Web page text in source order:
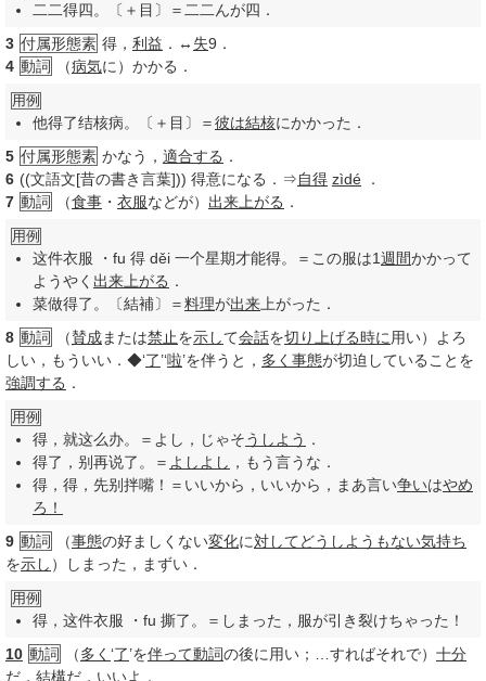
二二得四。〔＋目〕＝二二んが四．
3 付属形態素 得， 利益 ．↔ 失9．
4 動詞 （病気に）かかる．
用例
他得了结核病。〔＋目〕＝彼は結核にかかった．
5 付属形態素 かなう， 適合する ．
6 ((文語文[昔の書き言葉])) 得意になる．⇒自得 zìdé ．
7 動詞 （食事 ・ 衣服などが） 出来 上がる ．
用例
这件衣服 ・fu 得 děi 一个星期才能得。＝この服は1週間かかって
ようやく 出来 上がる ．
菜做得了。〔結補〕＝料理が出来 上がった．
8 動詞 （賛成または禁止を示して会話を切り上げる時に 用い）よろ
しい，もういい．◆‘了’‘啦’を伴うと， 多く 事態が切迫していることを
強調する ．
用例
得，就这么办。＝よし，じゃそうしよう ．
得了，别再说了。＝ よしよし ，もう言うな．
得，得，先别拌嘴！＝いいから，いいから，まあ言い争いはやめ
ろ！
9 動詞 （事態の好ましくない変化に対してどうしようもない気持ち
を示し ）しまった，まずい．
用例
得，这件衣服 ・fu 撕了。＝しまった，服が引き裂けちゃった！
10 動詞 （多く ‘了’を伴って動詞の後に用い；…すればそれで） 十分
だ ， 結構だ ，いいよ．